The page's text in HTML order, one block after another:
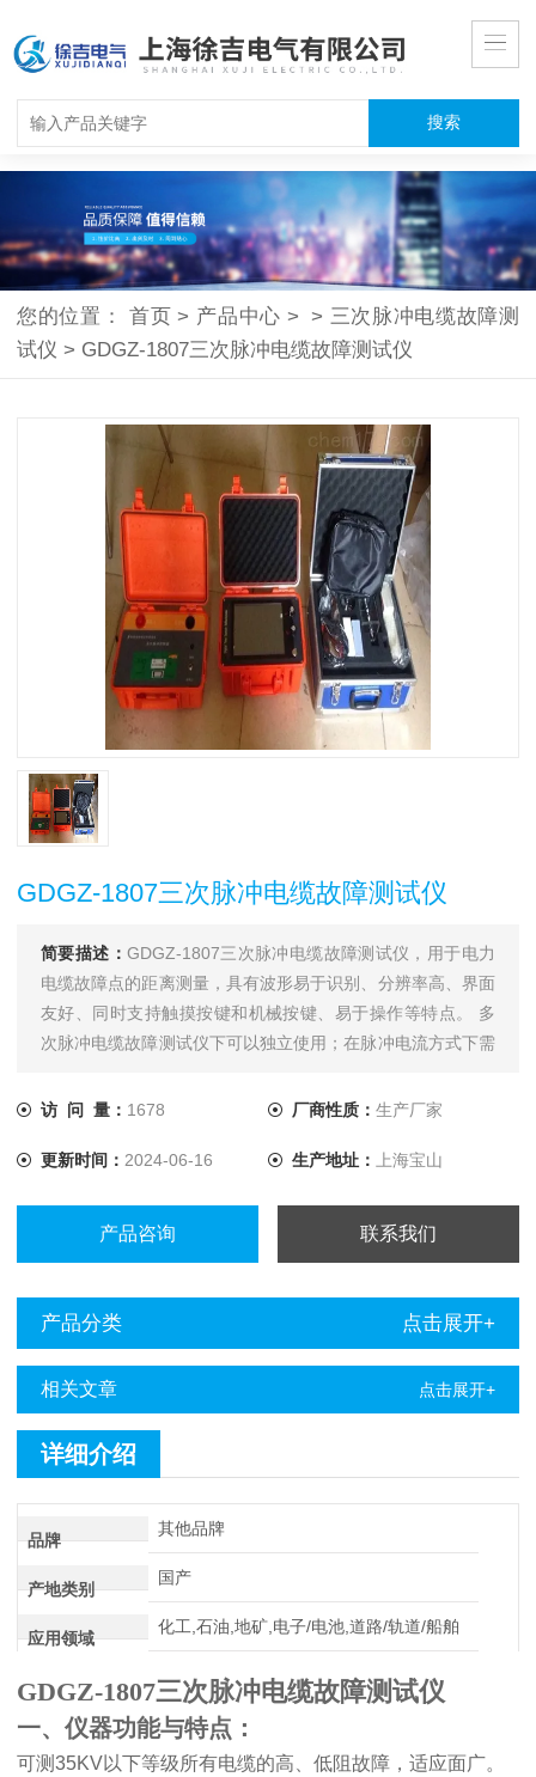
您的位置：首页 > 产品中心 > > 三次脉冲电缆故障测
试仪 > GDGZ-1807三次脉冲电缆故障测试仪
GDGZ-1807三次脉冲电缆故障测试仪
简要描述： GDGZ-1807三次脉冲电缆故障测试仪，用于电力
电缆故障点的距离测量，具有波形易于识别、分辨率高、界面
友好、同时支持触摸按键和机械按键、易于操作等特点。 多
次脉冲电缆故障测试仪下可以独立使用；在脉冲电流方式下需
和电缆测试多次脉冲耦合器配合；在测距完成后须使用电力电
访 问 量： 1678 厂商性质： 生产厂家
更新时间： 2024-06-16 生产地址： 上海宝山
产品咨询 联系我们
产品分类 点击展开+
相关文章 点击展开+
详细介绍
品牌
其他品牌
产地类别
国产
应用领域
化工,石油,地矿,电子/电池,道路/轨道/船舶
GDGZ-1807三次脉冲电缆故障测试仪
一、仪器功能与特点：
可测35KV以下等级所有电缆的高、低阻故障，适应面广。